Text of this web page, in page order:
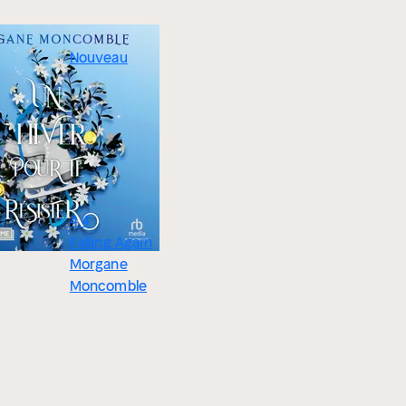
Nouveau
4.4
Falling Again
Morgane
Moncomble